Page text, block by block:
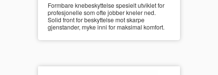
Formbare knebeskyttelse spesielt utviklet for
profesjonelle som ofte jobber kneler ned.
Solid front for beskyttelse mot skarpe
gjenstander, myke inni for maksimal komfort.